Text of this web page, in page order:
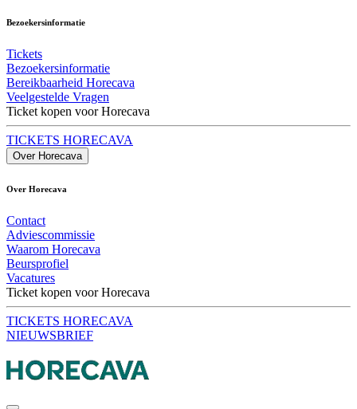
Bezoekersinformatie
Tickets
Bezoekersinformatie
Bereikbaarheid Horecava
Veelgestelde Vragen
Ticket kopen voor Horecava
TICKETS HORECAVA
Over Horecava
Over Horecava
Contact
Adviescommissie
Waarom Horecava
Beursprofiel
Vacatures
Ticket kopen voor Horecava
TICKETS HORECAVA
NIEUWSBRIEF